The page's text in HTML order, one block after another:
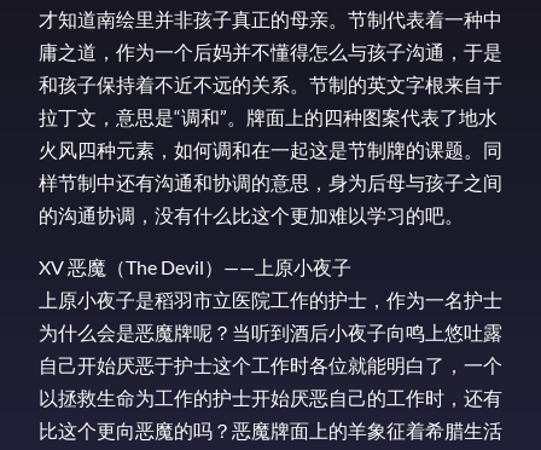
才知道南绘里并非孩子真正的母亲。节制代表着一种中
庸之道，作为一个后妈并不懂得怎么与孩子沟通，于是
和孩子保持着不近不远的关系。节制的英文字根来自于
拉丁文，意思是“调和”。牌面上的四种图案代表了地水
火风四种元素，如何调和在一起这是节制牌的课题。同
样节制中还有沟通和协调的意思，身为后母与孩子之间
的沟通协调，没有什么比这个更加难以学习的吧。
XV 恶魔（The Devil）——上原小夜子
上原小夜子是稻羽市立医院工作的护士，作为一名护士
为什么会是恶魔牌呢？当听到酒后小夜子向鸣上悠吐露
自己开始厌恶于护士这个工作时各位就能明白了，一个
以拯救生命为工作的护士开始厌恶自己的工作时，还有
比这个更向恶魔的吗？恶魔牌面上的羊象征着希腊生活